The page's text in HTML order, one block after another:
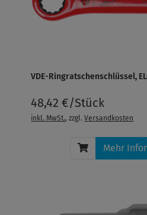
VDE-Ringratschenschlüssel,
48,42 €/Stück
inkl. MwSt., zzgl.Versandkosten
Mehr